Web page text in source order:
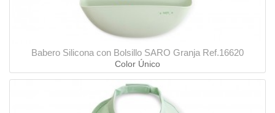
Babero Silicona con Bolsillo SARO Granja Ref.16620
Color Único